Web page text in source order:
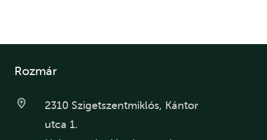
Rozmár
2310 Szigetszentmiklós, Kántor
utca 1.